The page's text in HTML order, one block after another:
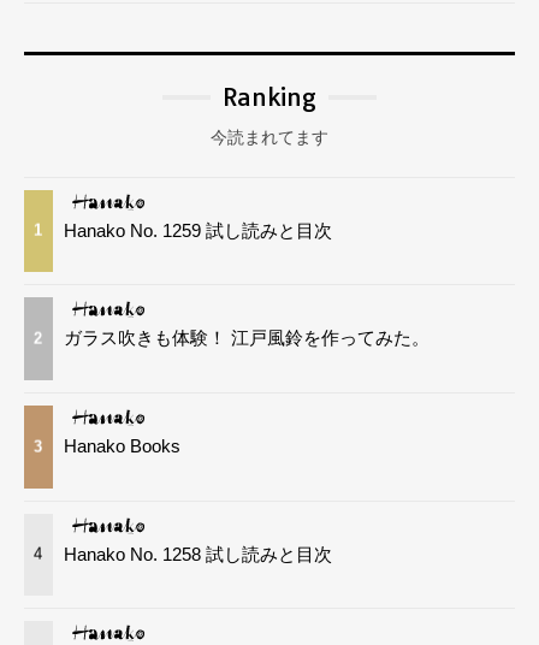
Ranking
今読まれてます
1 Hanako No. 1259 試し読みと目次
2 ガラス吹きも体験！ 江戸風鈴を作ってみた。
3 Hanako Books
4 Hanako No. 1258 試し読みと目次